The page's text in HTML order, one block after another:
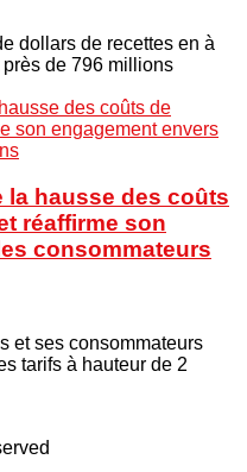
dollars de recettes en à
de 796 millions
la hausse des coûts
réaffirme son
consommateurs
et ses consommateurs
tarifs à hauteur de 2